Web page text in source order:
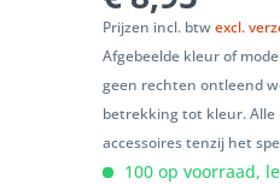
Prijzen incl. btwexcl.
Afgebeelde kleur of
geen rechten ontleend
betrekking tot kleur.
accessoires tenzij het
100 op voorraad,